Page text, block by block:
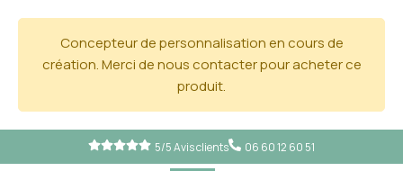
Concepteur de personnalisation en cours de
création. Merci de nous contacter pour acheter ce
produit.
5/5 Avis clients 06 60 12 60 51